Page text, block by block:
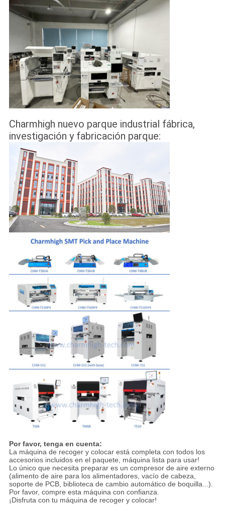
Charmhigh nuevo parque industrial fábrica,
investigación y fabricación parque:
Por favor, tenga en cuenta:
La máquina de recoger y colocar está completa con todos los
accesorios incluidos en el paquete, máquina lista para usar!
Lo único que necesita preparar es un compresor de aire externo
(alimento de aire para los alimentadores, vacío de cabeza,
soporte de PCB, biblioteca de cambio automático de boquilla...).
Por favor, compre esta máquina con confianza.
¡Disfruta con tu máquina de recoger y colocar!